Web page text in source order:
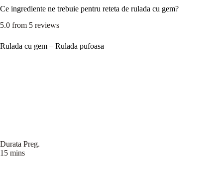
Ce ingrediente ne trebuie pentru reteta de rulada cu gem?
5.0 from 5 reviews
Rulada cu gem – Rulada pufoasa
Durata Preg.
15 mins